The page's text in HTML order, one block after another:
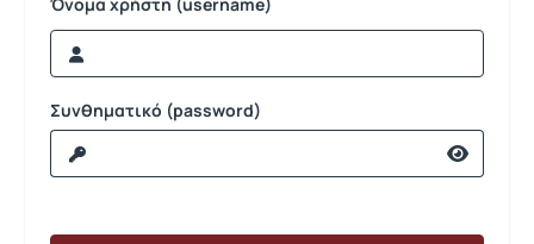
Συνθηματικό (password)